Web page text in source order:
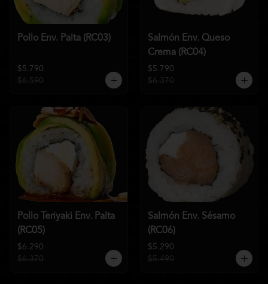
Pollo Env. Palta (RC03)
$5.790
$6.590
Salmón Env. Queso
Crema (RC04)
$5.790
$6.370
Pollo Teriyaki Env. Palta
(RC05)
$6.290
$6.370
Salmón Env. Sésamo
(RC06)
$5.290
$5.490